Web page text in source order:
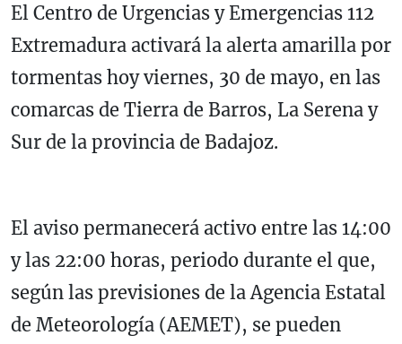
El Centro de Urgencias y Emergencias 112
Extremadura activará la alerta amarilla por
tormentas hoy viernes, 30 de mayo, en las
comarcas de Tierra de Barros, La Serena y
Sur de la provincia de Badajoz.
El aviso permanecerá activo entre las 14:00
y las 22:00 horas, periodo durante el que,
según las previsiones de la Agencia Estatal
de Meteorología (AEMET), se pueden